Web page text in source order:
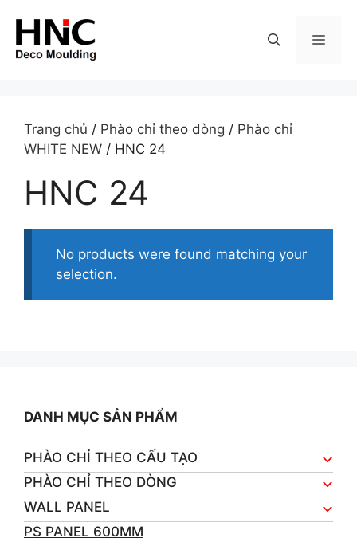
content
Trang chủ / Phào chỉ theo dòng / Phào chỉ
WHITE NEW / HNC 24
HNC 24
No products were found matching your
selection.
DANH MỤC SẢN PHẨM
PHÀO CHỈ THEO CẤU TẠO
PHÀO CHỈ THEO DÒNG
WALL PANEL
PS PANEL 600MM